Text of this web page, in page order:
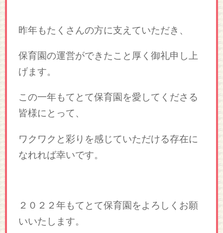
昨年もたくさんの方に支えていただき、
保育園の運営ができたこと厚く御礼申し上
げます。
この一年もてとて保育園を愛してくださる
皆様にとって、
ワクワクと彩りを感じていただける存在に
なれれば幸いです。
２０２２年もてとて保育園をよろしくお願
いいたします。